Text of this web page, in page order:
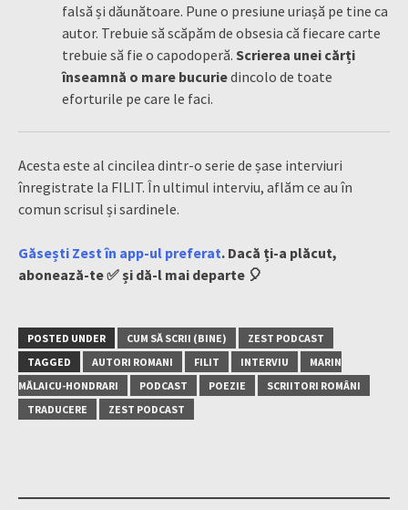
falsă și dăunătoare. Pune o presiune uriașă pe tine ca
autor. Trebuie să scăpăm de obsesia că fiecare carte
trebuie să fie o capodoperă. Scrierea unei cărți
înseamnă o mare bucuriedincolo de toate
eforturile pe care le faci.
Acesta este al cincilea dintr-o serie de șase interviuri
înregistrate la FILIT. În ultimul interviu, aflăm ce au în
comun scrisul și sardinele.
Găsești Zest în app-ul preferat. Dacă ți-a plăcut,
abonează-te ✅ și dă-l mai departe 🎈
POSTED UNDER CUM SĂ SCRII (BINE)
ZEST PODCAST
TAGGED
AUTORI ROMANI FILIT INTERVIU
MARIN
MĂLAICU-HONDRARI
PODCAST POEZIE
SCRIITORI ROMÂNI
TRADUCERE
ZEST PODCAST